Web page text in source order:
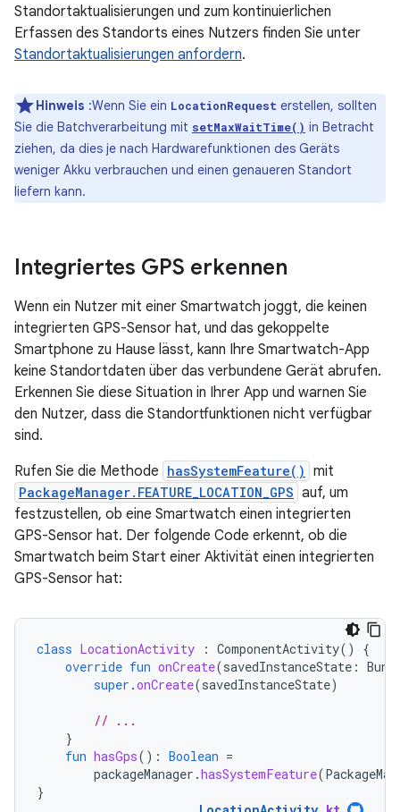
Standortaktualisierungen und zum kontinuierlichen
Erfassen des Standorts eines Nutzers finden Sie unter
Standortaktualisierungen anfordern.
Hinweis :Wenn Sie ein LocationRequest erstellen, sollten
Sie die Batchverarbeitung mit setMaxWaitTime() in Betracht
ziehen, da dies je nach Hardwarefunktionen des Geräts
weniger Akku verbrauchen und einen genaueren Standort
liefern kann.
Integriertes GPS erkennen
Wenn ein Nutzer mit einer Smartwatch joggt, die keinen
integrierten GPS-Sensor hat, und das gekoppelte
Smartphone zu Hause lässt, kann Ihre Smartwatch-App
keine Standortdaten über das verbundene Gerät abrufen.
Erkennen Sie diese Situation in Ihrer App und warnen Sie
den Nutzer, dass die Standortfunktionen nicht verfügbar
sind.
Rufen Sie die Methode hasSystemFeature() mit
PackageManager.FEATURE_LOCATION_GPS auf, um
festzustellen, ob eine Smartwatch einen integrierten
GPS-Sensor hat. Der folgende Code erkennt, ob die
Smartwatch beim Start einer Aktivität einen integrierten
GPS-Sensor hat:
class LocationActivity : ComponentActivity()
{
override fun onCreate(savedInstanceState :
super .onCreate(savedInstanceState)
// ...
}
fun hasGps(): Boolean =
packageManager .hasSystemFeature(
}